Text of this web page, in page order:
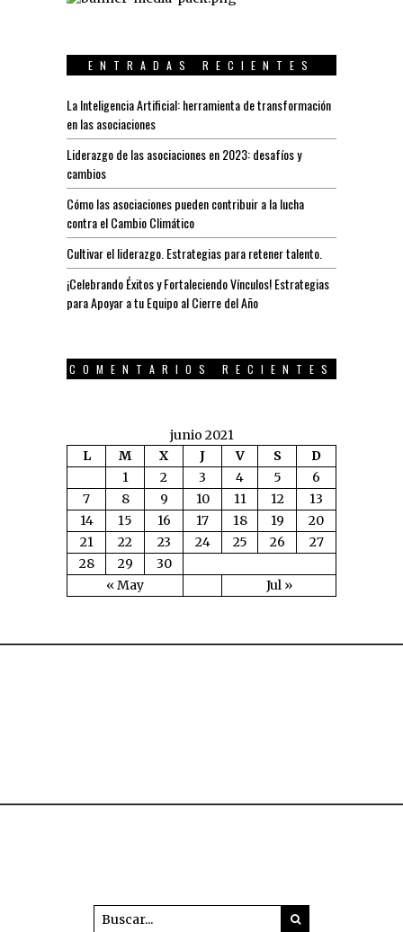
ENTRADAS RECIENTES
La Inteligencia Artificial: herramienta de transformación
en las asociaciones
Liderazgo de las asociaciones en 2023: desafíos y
cambios
Cómo las asociaciones pueden contribuir a la lucha
contra el Cambio Climático
Cultivar el liderazgo. Estrategias para retener talento.
¡Celebrando Éxitos y Fortaleciendo Vínculos! Estrategias
para Apoyar a tu Equipo al Cierre del Año
COMENTARIOS RECIENTES
junio 2021
L
M X J V S D
« May Jul »
1 2 3 4 5
6
7
8 9 10 11 12
13
14
15 16 17 18 19
20
21
22 23 24 25 26
27
28
29 30